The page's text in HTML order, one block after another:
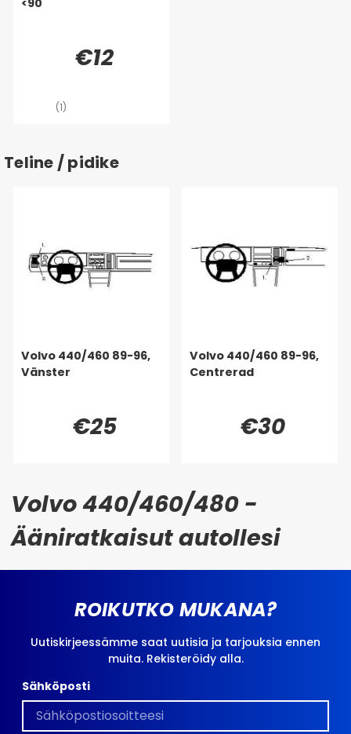
€12
(1)
Teline / pidike
Volvo 440/460 89-96,
Vänster
€25
Volvo 440/460 89-96,
Centrerad
€30
Volvo 440/460/480 -
Ääniratkaisut autollesi
ROIKUTKO MUKANA?
Uutiskirjeessämme saat uutisia ja tarjouksia ennen
muita. Rekisteröidy alla.
Sähköposti